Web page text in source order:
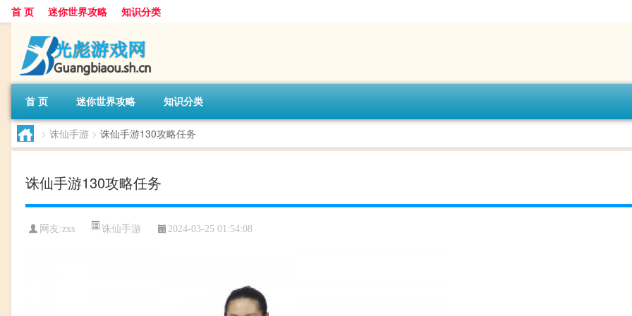
首 页 迷你世界攻略 知识分类
首 页 迷你世界攻略 知识分类
> 诛仙手游 > 诛仙手游130攻略任务
诛仙手游130攻略任务
网友:zxs 诛仙手游 2024-03-25 01:54:08